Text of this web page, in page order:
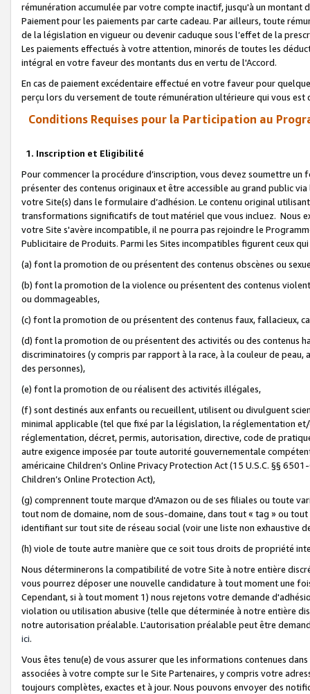
rémunération accumulée par votre compte inactif, jusqu'à un montant
Paiement pour les paiements par carte cadeau. Par ailleurs, toute
de la législation en vigueur ou devenir caduque sous l’effet de la
Les paiements effectués à votre attention, minorés de toutes les
intégral en votre faveur des montants dus en vertu de l'Accord.
En cas de paiement excédentaire effectué en votre faveur pour
perçu lors du versement de toute rémunération ultérieure qui vous est
Conditions Requises pour la Participation au
1. Inscription et Eligibilité
Pour commencer la procédure d’inscription, vous devez soumettre
présenter des contenus originaux et être accessible au grand public
votre Site(s) dans le formulaire d’adhésion. Le contenu original
transformations significatifs de tout matériel que vous incluez. Nous
votre Site s'avère incompatible, il ne pourra pas rejoindre le
Publicitaire de Produits. Parmi les Sites incompatibles figurent ceux
(a) font la promotion de ou présentent des contenus obscènes ou
(b) font la promotion de la violence ou présentent des contenus
ou dommageables,
(c) font la promotion de ou présentent des contenus faux, fallacieux,
(d) font la promotion de ou présentent des activités ou des contenus
discriminatoires (y compris par rapport à la race, à la couleur de
des personnes),
(e) font la promotion de ou réalisent des activités illégales,
(f) sont destinés aux enfants ou recueillent, utilisent ou divulguent
minimal applicable (tel que fixé par la législation, la réglementation
réglementation, décret, permis, autorisation, directive, code de
autre exigence imposée par toute autorité gouvernementale
américaine Children’s Online Privacy Protection Act (15 U.S.C. §§
Children’s Online Protection Act),
(g) comprennent toute marque d'Amazon ou de ses filiales ou toute
tout nom de domaine, nom de sous-domaine, dans tout « tag » ou
identifiant sur tout site de réseau social (voir une liste non exhaustive
(h) viole de toute autre manière que ce soit tous droits de propriété
Nous déterminerons la compatibilité de votre Site à notre entière
vous pourrez déposer une nouvelle candidature à tout moment une
Cependant, si à tout moment 1) nous rejetons votre demande
violation ou utilisation abusive (telle que déterminée à notre entière
notre autorisation préalable. L'autorisation préalable peut être
ici.
Vous êtes tenu(e) de vous assurer que les informations contenues
associées à votre compte sur le Site Partenaires, y compris votre
toujours complètes, exactes et à jour. Nous pouvons envoyer des